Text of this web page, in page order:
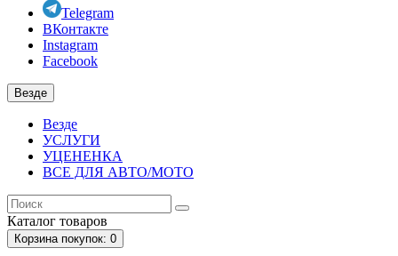
Telegram
ВКонтакте
Instagram
Facebook
Везде
Везде
УСЛУГИ
УЦЕНЕНКА
ВСЕ ДЛЯ АВТО/МОТО
Каталог товаров
Корзинапокупок: 0